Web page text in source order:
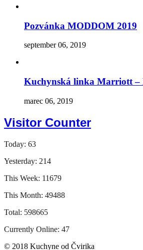
Pozvánka MODDOM 2019
september 06, 2019
Kuchynská linka Marriott –
marec 06, 2019
Visitor Counter
Today: 63
Yesterday: 214
This Week: 11679
This Month: 49488
Total: 598665
Currently Online: 47
© 2018 Kuchyne od Čvirika